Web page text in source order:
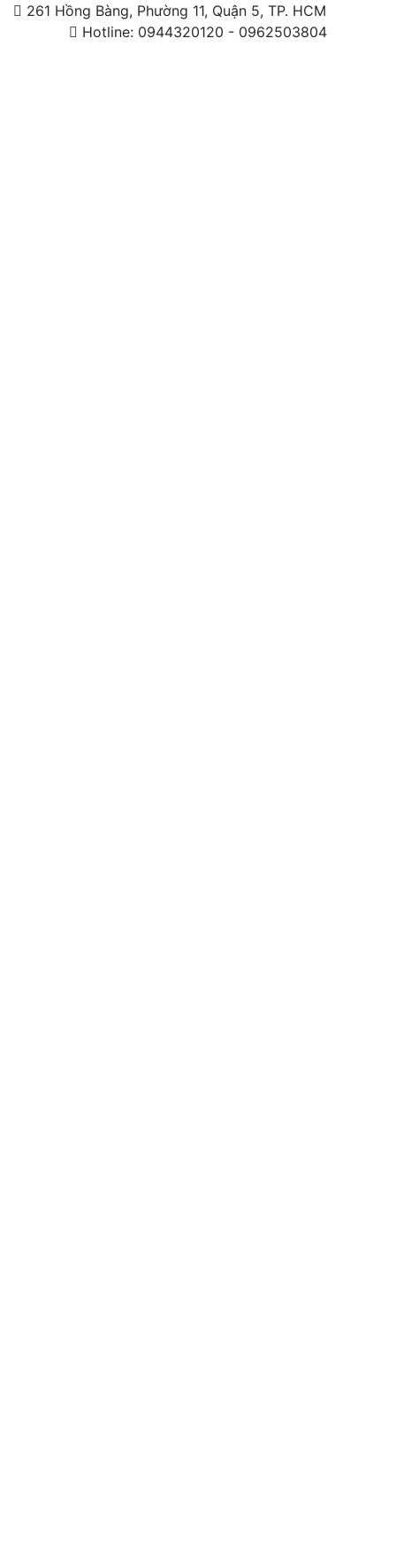
261 Hồng Bàng, Phường 11, Quận 5, TP. HCM
Hotline: 0944320120 - 0962503804